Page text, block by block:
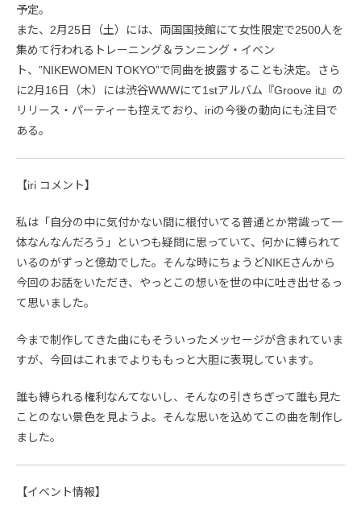
予定。
また、2月25日（土）には、両国国技館にて女性限定で2500人を
集めて行われるトレーニング＆ランニング・イベン
ト、”NIKEWOMEN TOKYO”で同曲を披露することも決定。さら
に2月16日（木）には渋谷WWWにて1stアルバム『Groove it』の
リリース・パーティーも控えており、iriの今後の動向にも注目で
ある。
【iri コメント】
私は「自分の中に気付かない間に根付いてる普通とか常識って一
体なんなんだろう」といつも疑問に思っていて、何かに縛られて
いるのがずっと億劫でした。そんな時にちょうどNIKEさんから
今回のお話をいただき、やっとこの想いを世の中に吐き出せるっ
て思いました。
今まで制作してきた曲にもそういったメッセージが含まれていま
すが、今回はこれまでよりももっと大胆に表現しています。
誰も縛られる権利なんてないし、そんなの引きちぎって誰も見た
ことのない景色を見ようよ。そんな思いを込めてこの曲を制作し
ました。
【イベント情報】